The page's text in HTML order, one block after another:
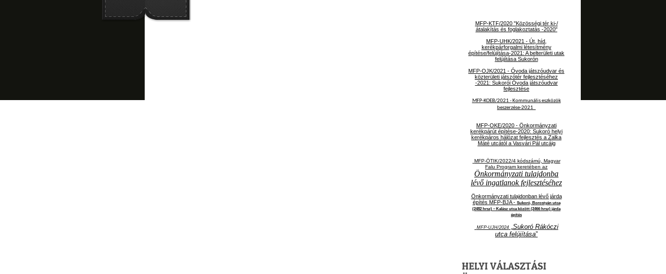
MFP-KTF/2020 "Közösségi tér ki-/
átalakítás és foglakoztatás -2020"
MFP-UHK/2021 - Út, híd,
kerékpárforgalmi létesítmény
építése/felújítása-2021: A belterületi utak
felújítása Sukorón
MFP-OJK/2021 - Óvoda játszóudvar és
közterületi játszótér fejlesztéséhez
-2021: Sukorói Óvoda játszóudvar
fejlesztése
MFP-KOEB/2021 - Kommunális eszközök
beszerzése-2021
MFP-OKE/2020 - Önkormányzati
kerékpárút építése-2020: Sukoró helyi
kerékpáros hálózat fejlesztés a Zalka
Máté utcától a Vasvári Pál utcáig
MFP-ÖTIK/2022/4 kódszámú, Magyar
Falu Program keretében az
Önkormányzati tulajdonba
lévő ingatlanok fejlesztéséhez
Önkormányzati tulajdonban lévő járda
építés MFP-BJA - Sukoró, Borostyán utca
(2482 hrsz) – Kalász utca között (2466 hrsz) járda
építés
MFP-UJH/2024„ Sukoró Rákóczi
utca felújítása”
HELYI VÁLASZTÁSI